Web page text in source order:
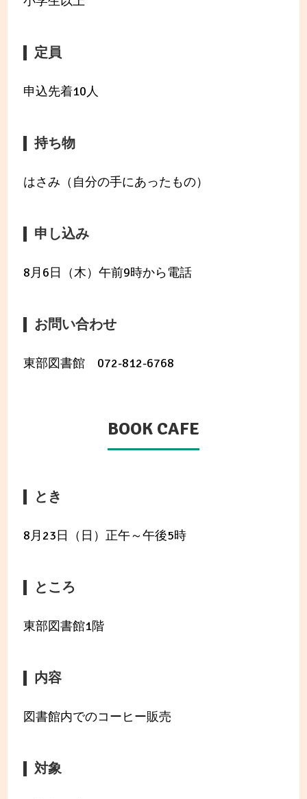
定員
申込先着10人
持ち物
はさみ（自分の手にあったもの）
申し込み
8月6日（木）午前9時から電話
お問い合わせ
東部図書館 072-812-6768
BOOK CAFE
とき
8月23日（日）正午～午後5時
ところ
東部図書館1階
内容
図書館内でのコーヒー販売
対象